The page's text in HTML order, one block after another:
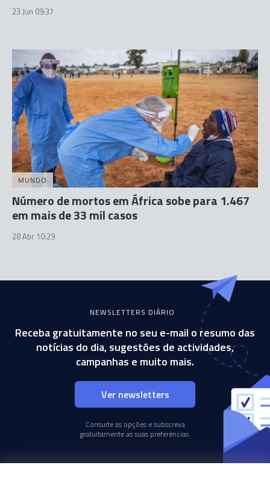
23 Jun 09:37
MUNDO
Número de mortos em África sobe para 1.467
em mais de 33 mil casos
28 Abr 10:29
NEWSLETTERS DIÁRIO
Receba gratuitamente no seu e-mail o resumo das
notícias do dia, sugestões de actividades,
campanhas e muito mais.
Ver newsletters
Consulte as opções e subscreva
gratuitamente as suas preferências.